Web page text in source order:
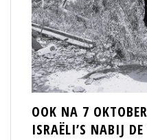
OOK NA 7
ISRAËLI’S NABIJ